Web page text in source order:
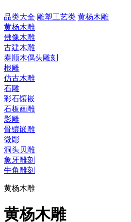
品类大全 雕塑工艺类 黄杨木雕
黄杨木雕
佛像木雕
古建木雕
泰顺木偶头雕刻
根雕
仿古木雕
石雕
彩石镶嵌
石板画雕
影雕
骨镶嵌雕
微彫
洞头贝雕
象牙雕刻
牛角雕刻
黄杨木雕
黄杨木雕